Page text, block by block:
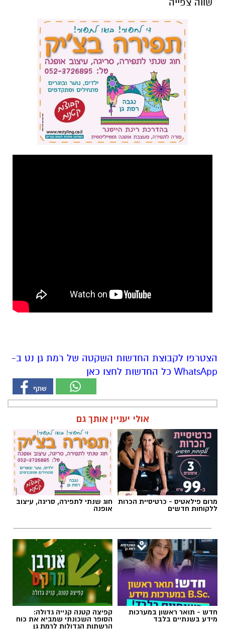
הצטרפו לקבוצת החדשות השקטה של רמת גן נט ב-
WhatsApp כל החדשות לחצו כאן
אולי יעניין אותך גם
מרום פילאטיס - כרטיסיית הכרות
ללקוחות חדשים
חוג שנתי לתפירה, סריגה, עיצוב
אופנה
חדש - תואר ראשון במערכות
מידע בשנתיים בלבד
קפיצה קטנה קנייה גדולה:
הסופר השכונתי שמביא את כוח
הרשתות הגדולות לרמת גן